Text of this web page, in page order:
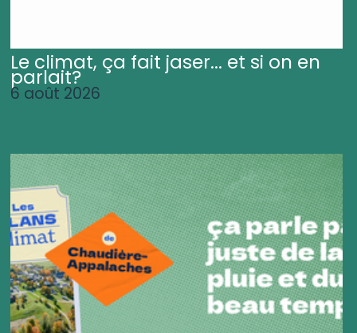
Le climat, ça fait jaser... et si on en
parlait?
6 août 2026